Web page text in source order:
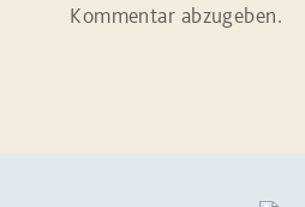
Kommentar abzugeben.